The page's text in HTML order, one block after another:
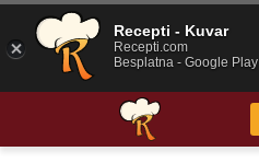
Recepti - Kuvar
Recepti.com
Besplatna - Google Play